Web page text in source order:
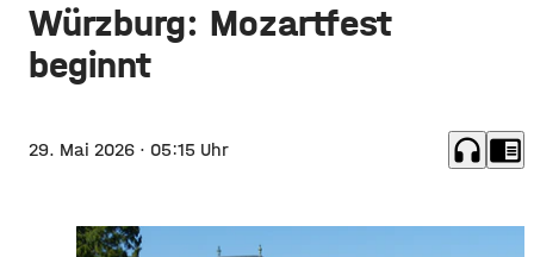
Würzburg: Mozartfest
beginnt
29. Mai 2026 · 05:15 Uhr headphones chrome_reader_mode